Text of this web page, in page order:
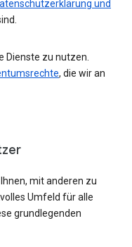
und
Dienste zu nutzen.
, die wir an
mit anderen zu
Umfeld für alle
grundlegenden